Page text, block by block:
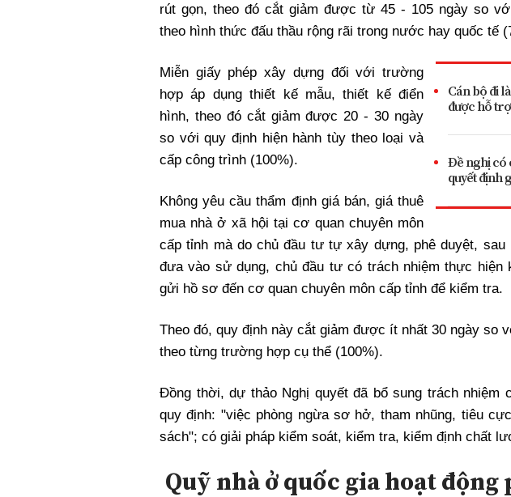
rút gọn, theo đó cắt giảm được từ 45 - 105 ngày so
theo hình thức đấu thầu rộng rãi trong nước hay quốc tế
Cán bộ đi
được hỗ
Đề nghị có
quyết định
Miễn giấy phép xây dựng đối với trường
hợp áp dụng thiết kế mẫu, thiết kế điển
hình, theo đó cắt giảm được 20 - 30 ngày
so với quy định hiện hành tùy theo loại và
cấp công trình (100%).
Không yêu cầu thẩm định giá bán, giá thuê
mua nhà ở xã hội tại cơ quan chuyên môn
cấp tỉnh mà do chủ đầu tư tự xây dựng, phê duyệt, sau
đưa vào sử dụng, chủ đầu tư có trách nhiệm thực hiện
gửi hồ sơ đến cơ quan chuyên môn cấp tỉnh để kiểm tra.
Theo đó, quy định này cắt giảm được ít nhất 30 ngày so
theo từng trường hợp cụ thể (100%).
Đồng thời, dự thảo Nghị quyết đã bổ sung trách nhiệm
quy định: "việc phòng ngừa sơ hở, tham nhũng, tiêu
sách"; có giải pháp kiểm soát, kiểm tra, kiểm định chất
Quỹ nhà ở quốc gia hoạt